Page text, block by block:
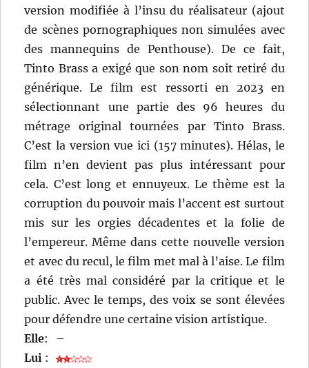
version modifiée à l’insu du réalisateur (ajout
de scènes pornographiques non simulées avec
des mannequins de Penthouse). De ce fait,
Tinto Brass a exigé que son nom soit retiré du
générique. Le film est ressorti en 2023 en
sélectionnant une partie des 96 heures du
métrage original tournées par Tinto Brass.
C’est la version vue ici (157 minutes). Hélas, le
film n’en devient pas plus intéressant pour
cela. C’est long et ennuyeux. Le thème est la
corruption du pouvoir mais l’accent est surtout
mis sur les orgies décadentes et la folie de
l’empereur. Même dans cette nouvelle version
et avec du recul, le film met mal à l’aise. Le film
a été très mal considéré par la critique et le
public. Avec le temps, des voix se sont élevées
pour défendre une certaine vision artistique.
Elle:
–
Lui :